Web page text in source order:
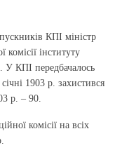
КПІ міністр
інституту
У КПІ передбачалось
1903 р. захистився
р. – 90.
комісії на всіх